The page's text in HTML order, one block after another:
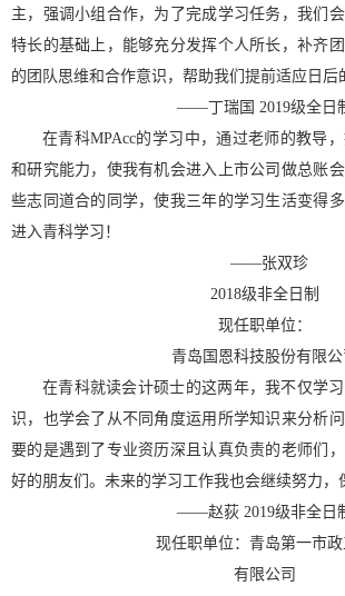
主，强调小组合作，为了完成学习任务，我们
特长的基础上，能够充分发挥个人所长，补齐
的团队思维和合作意识，帮助我们提前适应日后
——丁瑞国 2019级全日
在青科MPAcc的学习中，通过老师的教导
和研究能力，使我有机会进入上市公司做总账
些志同道合的同学，使我三年的学习生活变得
进入青科学习！
——张双珍
2018级非全日制
现任职单位：
青岛国恩科技股份有限公
在青科就读会计硕士的这两年，我不仅学
识，也学会了从不同角度运用所学知识来分析
要的是遇到了专业资历深且认真负责的老师们
好的朋友们。未来的学习工作我也会继续努力，
——赵荻 2019级非全日
现任职单位：青岛第一市
有限公司